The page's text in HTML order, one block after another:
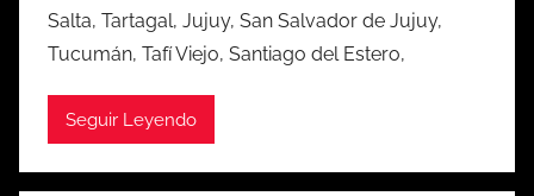
Salta, Tartagal, Jujuy, San Salvador de Jujuy,
Tucumán, Tafí Viejo, Santiago del Estero,
Seguir Leyendo